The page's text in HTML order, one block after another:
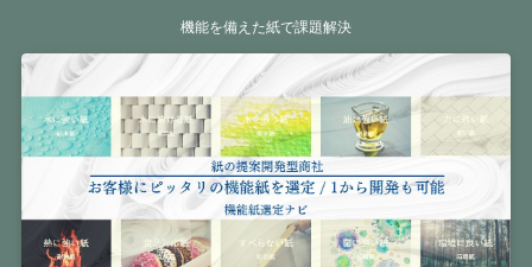
機能を備えた紙で課題解決